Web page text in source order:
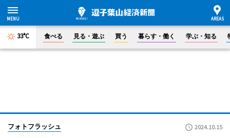
33°C 食べる 見る・遊ぶ 買う 暮らす・働く 学ぶ・知る
フォトフラッシュ 2024.10.15